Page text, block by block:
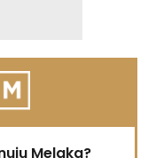
Melaka?